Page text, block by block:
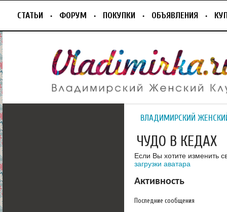
СТАТЬИ ФОРУМ ПОКУПКИ ОБЪЯВЛЕНИЯ
ВЛАДИМИРСКИЙ
ЧУДО В КЕДАХ
Если Вы хотите изменить
загрузки аватара
Активность
Последние сообщения